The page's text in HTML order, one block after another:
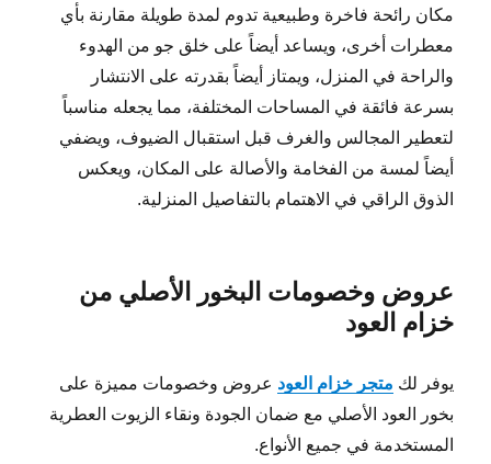
مكان رائحة فاخرة وطبيعية تدوم لمدة طويلة مقارنة بأي
معطرات أخرى، ويساعد أيضاً على خلق جو من الهدوء
والراحة في المنزل، ويمتاز أيضاً بقدرته على الانتشار
بسرعة فائقة في المساحات المختلفة، مما يجعله مناسباً
لتعطير المجالس والغرف قبل استقبال الضيوف، ويضفي
أيضاً لمسة من الفخامة والأصالة على المكان، ويعكس
الذوق الراقي في الاهتمام بالتفاصيل المنزلية.
عروض وخصومات البخور الأصلي من
خزام العود
يوفر لك متجر خزام العود عروض وخصومات مميزة على
بخور العود الأصلي مع ضمان الجودة ونقاء الزيوت العطرية
المستخدمة في جميع الأنواع.